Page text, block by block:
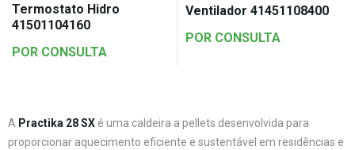
Termostato Hidro
41501104160
POR CONSULTA
Ventilador 41451108400
POR CONSULTA
A Practika 28 SX é uma caldeira a pellets desenvolvida para
proporcionar aquecimento eficiente e sustentável em residências e